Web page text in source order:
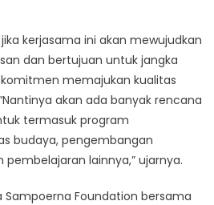
kerjasama ini akan mewujudkan
dan bertujuan untuk jangka
memajukan kualitas
akan ada banyak rencana
termasuk program
budaya, pengembangan
lainnya,” ujarnya.
Sampoerna Foundation bersama